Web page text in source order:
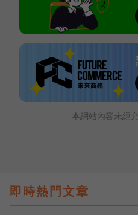
本網站內容未經
即時熱門文章